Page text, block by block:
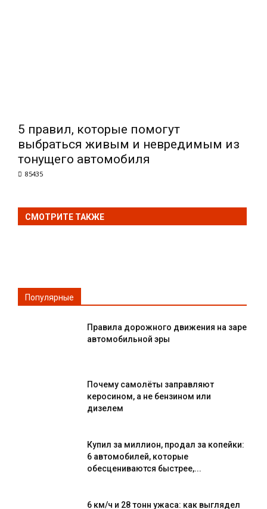
5 правил, которые помогут
выбраться живым и невредимым из
тонущего автомобиля
85435
СМОТРИТЕ ТАКЖЕ
Популярные
Правила дорожного движения на заре
автомобильной эры
Почему самолёты заправляют
керосином, а не бензином или
дизелем
Купил за миллион, продал за копейки:
6 автомобилей, которые
обесцениваются быстрее,...
6 км/ч и 28 тонн ужаса: как выглядел